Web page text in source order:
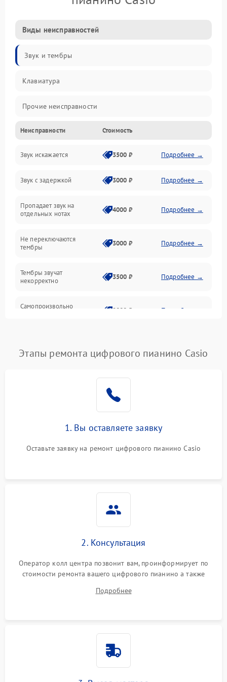
Виды неисправностей
Звук и тембры
Клавиатура
Прочие неисправности
Включение и работа
Управление и электроника
Подключения и интерфейсы
Педали и стойка
Аудио
Оптика
Неисправности Стоимость
Звук искажается 3500 ₽ Подробнее →
Звук с задержкой 3000 ₽ Подробнее →
Пропадает звук на
отдельных нотах
4000 ₽ Подробнее →
Не переключаются
тембры
3000 ₽ Подробнее →
Тембры звучат
некорректно
3500 ₽ Подробнее →
Самопроизвольно
2800 ₽ Подробнее →
Этапы ремонта цифрового пианино Casio
1. Вы оставляете заявку
Оставьте заявку на ремонт цифрового пианино Casio
2. Консультация
Оператор колл центра позвонит вам, проинформирует по
стоимости ремонта вашего цифрового пианино а также
Подробнее